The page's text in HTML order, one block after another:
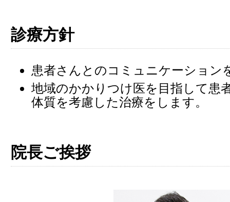
診療方針
患者さんとのコミュニケーション
地域のかかりつけ医を目指して患
体質を考慮した治療をします。
院長ご挨拶